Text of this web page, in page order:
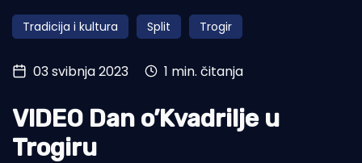
Obala
Otoci
Turizam i nautika
Pomorstvo
Ribolov
Tradicija i kultura Split Trogir
03 svibnja 2023 1 min. čitanja
VIDEO Dan o’Kvadrilje u
Trogiru